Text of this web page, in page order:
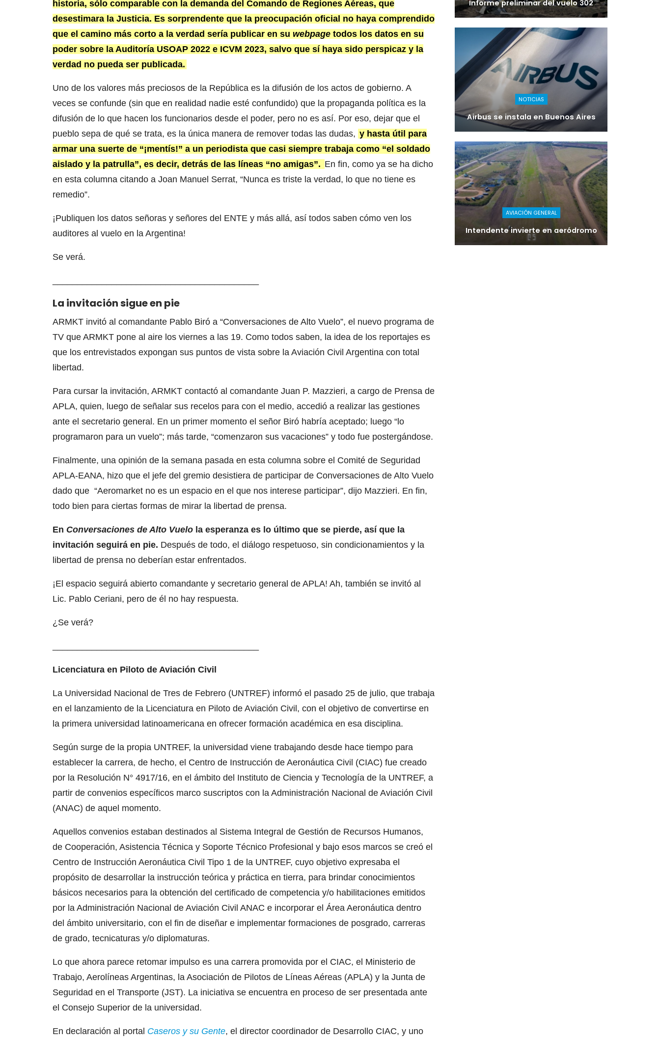
historia, sólo comparable con la demanda del Comando de Regiones Aéreas, que
desestimara la Justicia. Es sorprendente que la preocupación oficial no haya comprendido
que el camino más corto a la verdad sería publicar en su webpage todos los datos en su
poder sobre la Auditoría USOAP 2022 e ICVM 2023, salvo que sí haya sido perspicaz y la
verdad no pueda ser publicada.
Uno de los valores más preciosos de la República es la difusión de los actos de gobierno. A
veces se confunde (sin que en realidad nadie esté confundido) que la propaganda política es la
difusión de lo que hacen los funcionarios desde el poder, pero no es así. Por eso, dejar que el
pueblo sepa de qué se trata, es la única manera de remover todas las dudas, y hasta útil para
armar una suerte de “¡mentís!” a un periodista que casi siempre trabaja como “el soldado
aislado y la patrulla”, es decir, detrás de las líneas “no amigas”. En fin, como ya se ha dicho
en esta columna citando a Joan Manuel Serrat, “Nunca es triste la verdad, lo que no tiene es
remedio”.
¡Publiquen los datos señoras y señores del ENTE y más allá, así todos saben cómo ven los
auditores al vuelo en la Argentina!
Se verá.
La invitación sigue en pie
ARMKT invitó al comandante Pablo Biró a “Conversaciones de Alto Vuelo”, el nuevo programa de
TV que ARMKT pone al aire los viernes a las 19. Como todos saben, la idea de los reportajes es
que los entrevistados expongan sus puntos de vista sobre la Aviación Civil Argentina con total
libertad.
Para cursar la invitación, ARMKT contactó al comandante Juan P. Mazzieri, a cargo de Prensa de
APLA, quien, luego de señalar sus recelos para con el medio, accedió a realizar las gestiones
ante el secretario general. En un primer momento el señor Biró habría aceptado; luego “lo
programaron para un vuelo”; más tarde, “comenzaron sus vacaciones” y todo fue postergándose.
Finalmente, una opinión de la semana pasada en esta columna sobre el Comité de Seguridad
APLA-EANA, hizo que el jefe del gremio desistiera de participar de Conversaciones de Alto Vuelo
dado que “Aeromarket no es un espacio en el que nos interese participar”, dijo Mazzieri. En fin,
todo bien para ciertas formas de mirar la libertad de prensa.
En Conversaciones de Alto Vuelo la esperanza es lo último que se pierde, así que la
invitación seguirá en pie. Después de todo, el diálogo respetuoso, sin condicionamientos y la
libertad de prensa no deberían estar enfrentados.
¡El espacio seguirá abierto comandante y secretario general de APLA! Ah, también se invitó al
Lic. Pablo Ceriani, pero de él no hay respuesta.
¿Se verá?
Licenciatura en Piloto de Aviación Civil
La Universidad Nacional de Tres de Febrero (UNTREF) informó el pasado 25 de julio, que trabaja
en el lanzamiento de la Licenciatura en Piloto de Aviación Civil, con el objetivo de convertirse en
la primera universidad latinoamericana en ofrecer formación académica en esa disciplina.
Según surge de la propia UNTREF, la universidad viene trabajando desde hace tiempo para
establecer la carrera, de hecho, el Centro de Instrucción de Aeronáutica Civil (CIAC) fue creado
por la Resolución N° 4917/16, en el ámbito del Instituto de Ciencia y Tecnología de la UNTREF, a
partir de convenios específicos marco suscriptos con la Administración Nacional de Aviación Civil
(ANAC) de aquel momento.
Aquellos convenios estaban destinados al Sistema Integral de Gestión de Recursos Humanos,
de Cooperación, Asistencia Técnica y Soporte Técnico Profesional y bajo esos marcos se creó el
Centro de Instrucción Aeronáutica Civil Tipo 1 de la UNTREF, cuyo objetivo expresaba el
propósito de desarrollar la instrucción teórica y práctica en tierra, para brindar conocimientos
básicos necesarios para la obtención del certificado de competencia y/o habilitaciones emitidos
por la Administración Nacional de Aviación Civil ANAC e incorporar el Área Aeronáutica dentro
del ámbito universitario, con el fin de diseñar e implementar formaciones de posgrado, carreras
de grado, tecnicaturas y/o diplomaturas.
Lo que ahora parece retomar impulso es una carrera promovida por el CIAC, el Ministerio de
Trabajo, Aerolíneas Argentinas, la Asociación de Pilotos de Líneas Aéreas (APLA) y la Junta de
Seguridad en el Transporte (JST). La iniciativa se encuentra en proceso de ser presentada ante
el Consejo Superior de la universidad.
En declaración al portal Caseros y su Gente, el director coordinador de Desarrollo CIAC, y uno
Informe preliminar del vuelo 302
NOTICIAS
Airbus se instala en Buenos Aires
AVIACIÓN GENERAL
Intendente invierte en aeródromo